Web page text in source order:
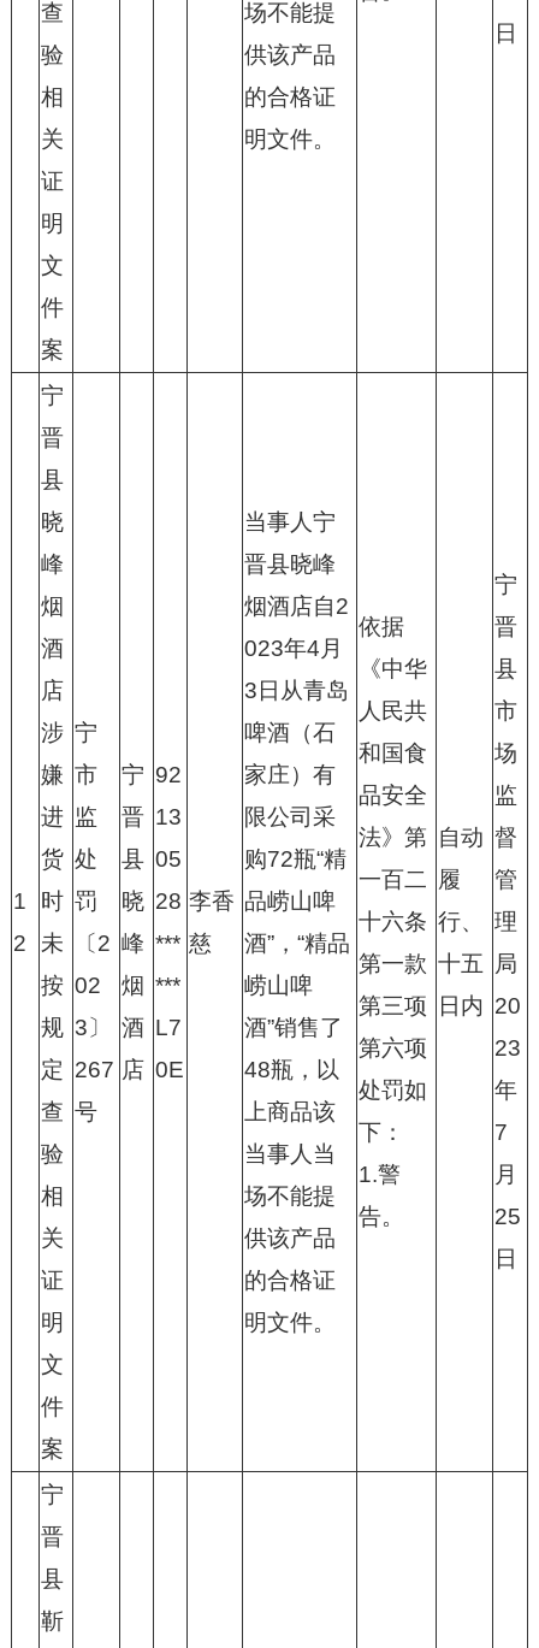
查
验
相
关
证
明
文
件
案
场不能提
供该产品
的合格证
明文件。
日
1
2
宁
晋
县
晓
峰
烟
酒
店
涉
嫌
进
货
时
未
按
规
定
查
验
相
关
证
明
文
件
案
宁
市
监
处
罚
〔2
02
3〕
267
号
宁
晋
县
晓
峰
烟
酒
店
92
13
05
28
***
***
L7
0E
李香
慈
当事人宁
晋县晓峰
烟酒店自2
023年4月
3日从青岛
啤酒（石
家庄）有
限公司采
购72瓶“精
品崂山啤
酒”，“精品
崂山啤
酒”销售了
48瓶，以
上商品该
当事人当
场不能提
供该产品
的合格证
明文件。
依据
《中华
人民共
和国食
品安全
法》第
一百二
十六条
第一款
第三项
第六项
处罚如
下：
1.警
告。
自动
履
行、
十五
日内
宁
晋
县
市
场
监
督
管
理
局
20
23
年
7
月
25
日
宁
晋
县
靳